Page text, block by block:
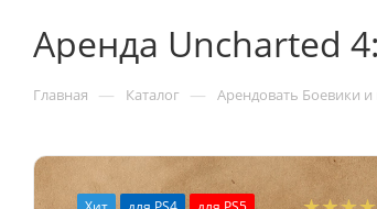
Аренда Uncharted
Главная — Каталог — Арендовать Боевики